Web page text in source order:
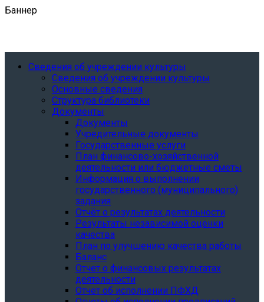
Баннер
Сведения об учреждении культуры
Сведения об учреждении культуры
Основные сведения
Структура библиотеки
Документы
Документы
Учредительные документы
Государственные услуги
План финансово-хозяйственной
деятельности или бюджетные сметы
Информация о выполнении
государственного (муниципального)
задания
Отчёт о результатах деятельности
Результаты независимой оценки
качества
План по улучшению качества работы
Баланс
Отчет о финансовых результатах
деятельности
Отчет об исполнении ПФХД